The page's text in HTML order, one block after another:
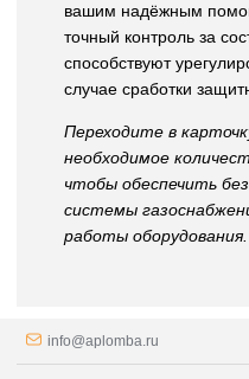
вашим надёжным
точный контроль за
способствуют
случае сработки
Переходите в
необходимое
чтобы обеспечить
системы
работы оборудования.
info@aplomba.ru